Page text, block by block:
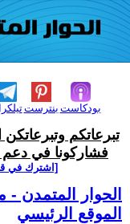
بنترست بودكاست
تبرعاتكم وتبرعاتكن
فشاركونا في دعم
[اشترك في
الحوار المتمدن -
الموقع الرئيسي